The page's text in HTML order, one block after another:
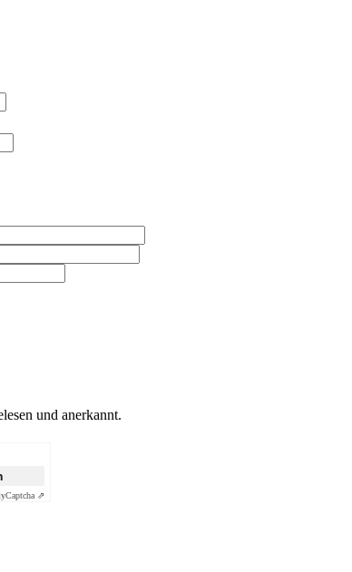
und anerkannt.
Captcha ⇗